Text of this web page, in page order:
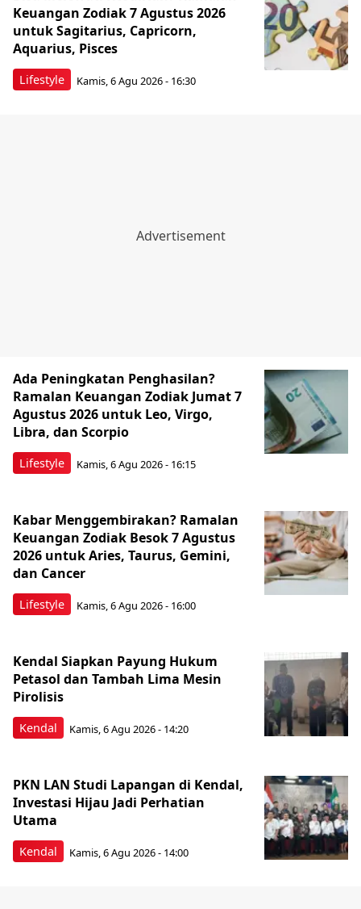
Lifestyle
Keuangan Zodiak 7 Agustus 2026
untuk Sagitarius, Capricorn,
Aquarius, Pisces
Kamis, 6 Agu 2026 - 16:30
Lifestyle
Ada Peningkatan Penghasilan?
Ramalan Keuangan Zodiak Jumat 7
Agustus 2026 untuk Leo, Virgo,
Libra, dan Scorpio
Kamis, 6 Agu 2026 - 16:15
Lifestyle
Kabar Menggembirakan? Ramalan
Keuangan Zodiak Besok 7 Agustus
2026 untuk Aries, Taurus, Gemini,
dan Cancer
Kamis, 6 Agu 2026 - 16:00
Kendal
Kendal Siapkan Payung Hukum
Petasol dan Tambah Lima Mesin
Pirolisis
Kamis, 6 Agu 2026 - 14:20
Kendal
PKN LAN Studi Lapangan di Kendal,
Investasi Hijau Jadi Perhatian
Utama
Kamis, 6 Agu 2026 - 14:00